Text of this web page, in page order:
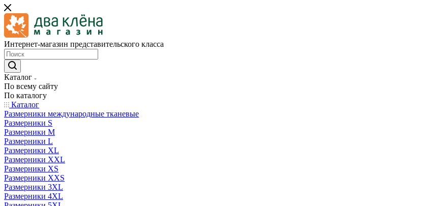
Интернет-магазин представительского класса
Каталог
По всему сайту
По каталогу
Каталог
Размерники международные тканевые
Размерники S
Размерники M
Размерники L
Размерники XL
Размерники XXL
Размерники XS
Размерники XXS
Размерники 3XL
Размерники 4XL